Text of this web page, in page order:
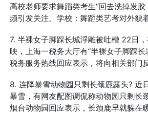
高校老师要求舞蹈类考生“回去洗掉发胶
频引发关注。学校：舞蹈类艺考对外貌
7. 半裸女子脚踩长城浮雕被吐槽 22日
映，上海一税务大厅有“半裸女子脚踩长
税务服务热线回应表示，将向相关部门
8. 连降暴雪动物园只剩长颈鹿露头? 近
暴雪，有网友配图调侃称动物园只剩长
烟台动物园回应表示，长颈鹿早就躲在